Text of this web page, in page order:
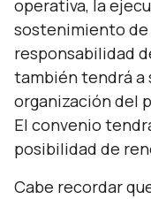
operativa, la
sostenimiento de
responsabilidad
también tendrá a
organización del
El convenio
posibilidad de
Cabe recordar